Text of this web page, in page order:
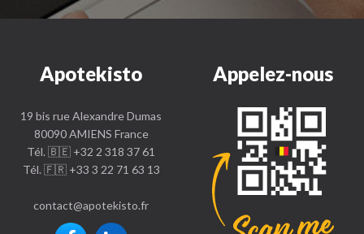
Apotekisto
19 bis rue Alexandre Dumas
80090 AMIENS France
Tél. 🇧🇪 +32 2 318 37 61
Tél. 🇫🇷 +33 3 22 71 63 13
contact@apotekisto.fr
Appelez-nous